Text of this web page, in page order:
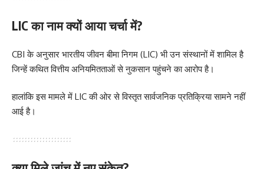
LIC का नाम क्यों आया चर्चा में?
CBI के अनुसार भारतीय जीवन बीमा निगम (LIC) भी उन संस्थानों में शामिल है
जिन्हें कथित वित्तीय अनियमितताओं से नुकसान पहुंचने का आरोप है।
हालांकि इस मामले में LIC की ओर से विस्तृत सार्वजनिक प्रतिक्रिया सामने नहीं
आई है।